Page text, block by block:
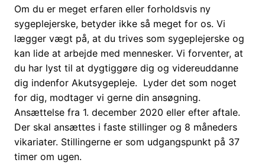
Om du er meget erfaren eller forholdsvis ny
sygeplejerske, betyder ikke så meget for os. Vi
lægger vægt på, at du trives som sygeplejerske og
kan lide at arbejde med mennesker. Vi forventer, at
du har lyst til at dygtiggøre dig og videreuddanne
dig indenfor Akutsygepleje. Lyder det som noget
for dig, modtager vi gerne din ansøgning.
Ansættelse fra 1. december 2020 eller efter aftale.
Der skal ansættes i faste stillinger og 8 måneders
vikariater. Stillingerne er som udgangspunkt på 37
timer om ugen.